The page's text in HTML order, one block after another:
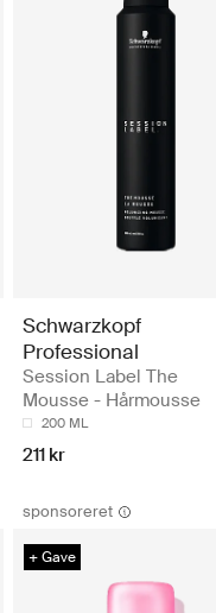
Schwarzkopf
Professional
Session Label The
Mousse - Hårmousse
200 ML
211 kr
sponsoreret
+ Gave